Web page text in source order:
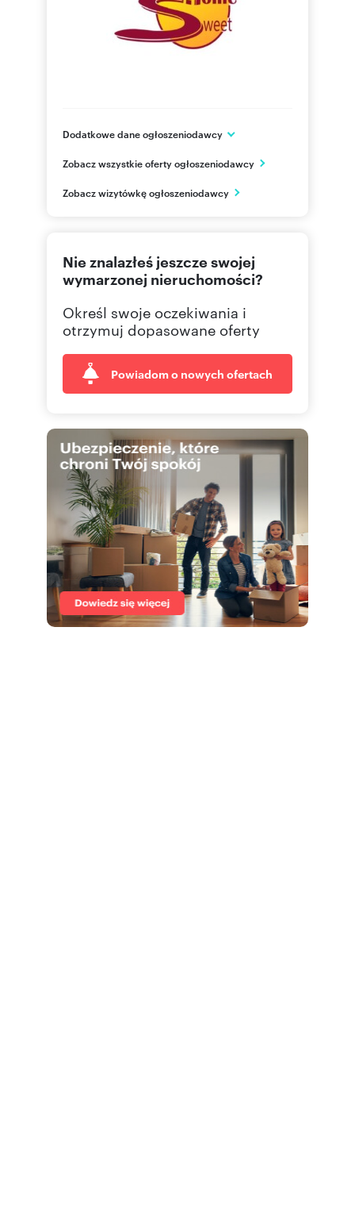
Dodatkowe dane ogłoszeniodawcy
Radom
PL
Zobacz wszystkie oferty ogłoszeniodawcy
Zobacz wizytówkę ogłoszeniodawcy
Nie znalazłeś jeszcze swojej
wymarzonej nieruchomości?
Określ swoje oczekiwania i
otrzymuj dopasowane oferty
Powiadom o nowych ofertach